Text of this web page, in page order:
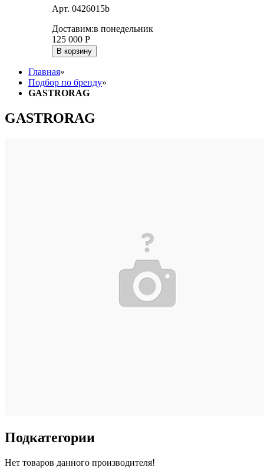
Арт. 0426015b
Доставим:в понедельник
125 000 Р
В корзину
Главная»
Подбор по бренду»
GASTRORAG
GASTRORAG
Подкатегории
Нет товаров данного производителя!